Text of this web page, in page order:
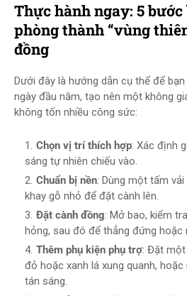
Thực hành ngay: 5
phòng thành “vùng
đồng
Dưới đây là hướng dẫn cụ thể để
ngày đầu năm, tạo nên một không
không tốn nhiều công sức:
Chọn vị trí thích hợp: Xác định
sáng tự nhiên chiếu vào.
Chuẩn bị nền: Dùng một tấm
khay gỗ nhỏ để đặt cành lên.
Đặt cành đồng: Mở bao, kiểm
hỏng, sau đó để thẳng đứng hoặc
Thêm phụ kiện phụ trợ: Đặt một
đỏ hoặc xanh lá xung quanh,
tán sáng.